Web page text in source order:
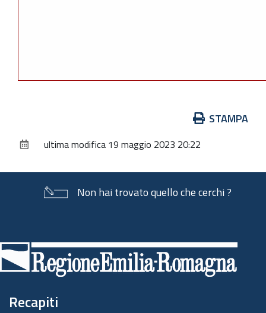
documento
STAMPA
ultima modifica 19 maggio 2023 20:22
Non hai trovato quello che cerchi ?
di
pagina
Recapiti